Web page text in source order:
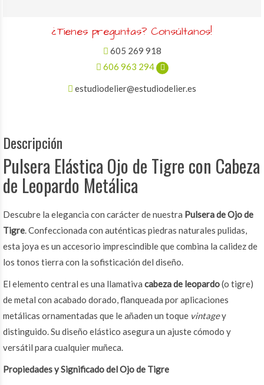
¿Tienes preguntas? Consúltanos!
605 269 918
606 963 294
estudiodelier@estudiodelier.es
Descripción
Pulsera Elástica Ojo de Tigre con Cabeza
de Leopardo Metálica
Descubre la elegancia con carácter de nuestra Pulsera de Ojo de
Tigre. Confeccionada con auténticas piedras naturales pulidas,
esta joya es un accesorio imprescindible que combina la calidez de
los tonos tierra con la sofisticación del diseño.
El elemento central es una llamativa cabeza de leopardo(o tigre)
de metal con acabado dorado, flanqueada por aplicaciones
metálicas ornamentadas que le añaden un toque vintagey
distinguido. Su diseño elástico asegura un ajuste cómodo y
versátil para cualquier muñeca.
Propiedades y Significado del Ojo de Tigre